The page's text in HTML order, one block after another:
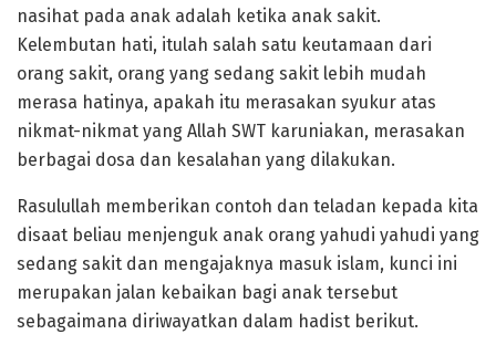
nasihat pada anak adalah ketika anak sakit.
Kelembutan hati, itulah salah satu keutamaan dari
orang sakit, orang yang sedang sakit lebih mudah
merasa hatinya, apakah itu merasakan syukur atas
nikmat-nikmat yang Allah SWT karuniakan, merasakan
berbagai dosa dan kesalahan yang dilakukan.
Rasulullah memberikan contoh dan teladan kepada kita
disaat beliau menjenguk anak orang yahudi yahudi yang
sedang sakit dan mengajaknya masuk islam, kunci ini
merupakan jalan kebaikan bagi anak tersebut
sebagaimana diriwayatkan dalam hadist berikut.